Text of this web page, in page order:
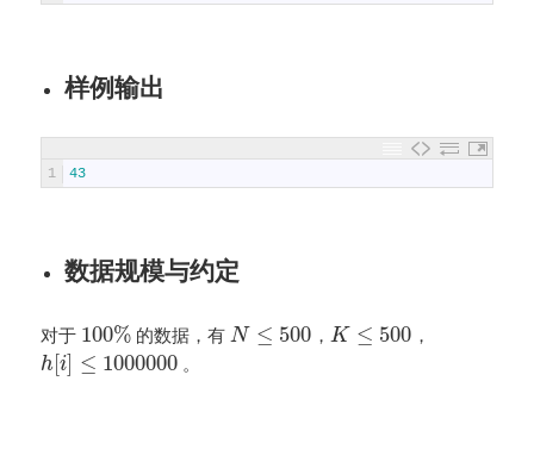
样例输出
1 43
数据规模与约定
对于 100% 的数据，有 N ≤ 500 ， K ≤ 500 ，
h[i] ≤ 1000000 。